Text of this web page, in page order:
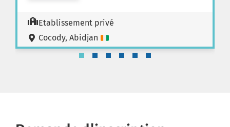
Etablissement privé
Cocody, Abidjan